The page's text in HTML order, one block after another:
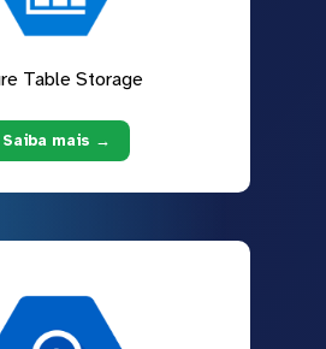
Table Storage
Saiba mais →